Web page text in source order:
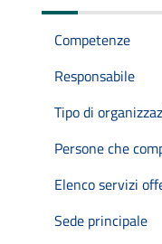
Competenze
Responsabile
Tipo di
Persone che
Elenco servizi
Sede principale